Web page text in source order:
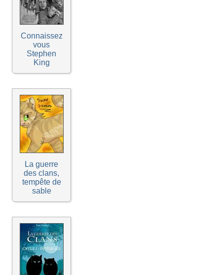
Connaissez
vous
Stephen
King
La guerre
des clans,
tempête de
sable